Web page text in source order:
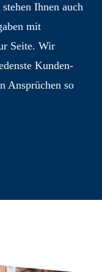
Ihnen auch
mit
Seite. Wir
Kunden­
Ansprüchen so